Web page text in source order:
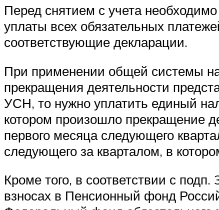
Перед снятием с учета
уплаты всех обязательных
соответствующие декларации.
При применении общей системы
прекращения деятельности
УСН, то нужно уплатить единый
котором произошло прекращение
первого месяца следующего
следующего за кварталом, в
Кроме того, в соответствии с
взносах в Пенсионный фонд